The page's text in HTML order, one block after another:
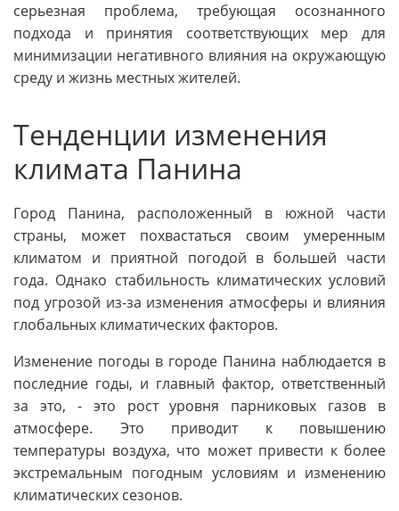
серьезная проблема, требующая осознанного
подхода и принятия соответствующих мер для
минимизации негативного влияния на окружающую
среду и жизнь местных жителей.
Тенденции изменения
климата Панина
Город Панина, расположенный в южной части
страны, может похвастаться своим умеренным
климатом и приятной погодой в большей части
года. Однако стабильность климатических условий
под угрозой из-за изменения атмосферы и влияния
глобальных климатических факторов.
Изменение погоды в городе Панина наблюдается в
последние годы, и главный фактор, ответственный
за это, - это рост уровня парниковых газов в
атмосфере. Это приводит к повышению
температуры воздуха, что может привести к более
экстремальным погодным условиям и изменению
климатических сезонов.